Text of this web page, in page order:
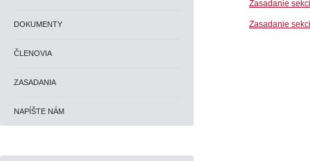
DOKUMENTY
ČLENOVIA
ZASADANIA
NAPÍŠTE NÁM
Zasadanie
Zasadanie